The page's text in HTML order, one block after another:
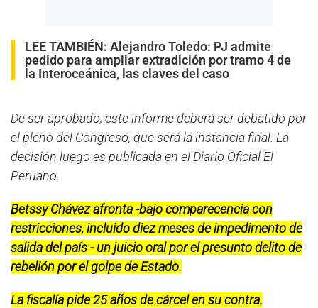
LEE TAMBIÉN: Alejandro Toledo: PJ admite
pedido para ampliar extradición por tramo 4 de
la Interoceánica, las claves del caso
De ser aprobado, este informe deberá ser debatido por
el pleno del Congreso, que será la instancia final. La
decisión luego es publicada en el Diario Oficial El
Peruano.
Betssy Chávez afronta -bajo comparecencia con
restricciones, incluido diez meses de impedimento de
salida del país - un juicio oral por el presunto delito de
rebelión por el golpe de Estado.
La fiscalía pide 25 años de cárcel en su contra.